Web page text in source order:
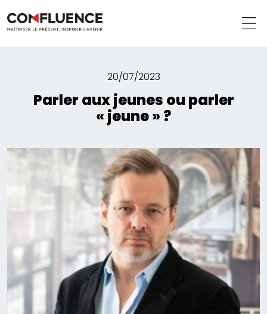
20/07/2023
Parler aux jeunes ou parler
« jeune » ?